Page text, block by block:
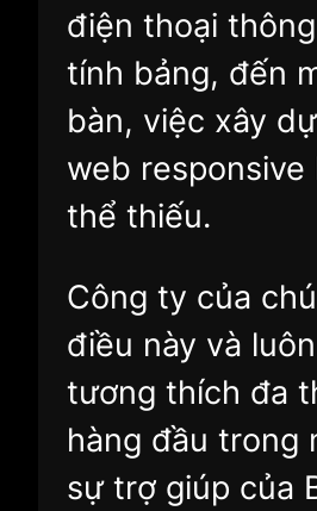
điện thoại
tính bảng, đến
bàn, việc xây
web
thể thiếu.
Công ty của
điều này và
tương thích đa
hàng đầu trong
sự trợ giúp của